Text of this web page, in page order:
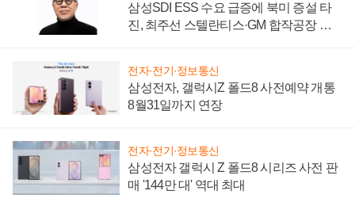
삼성SDI ESS 수요 급증에 북미 증설 타
진, 최주선 스텔란티스·GM 합작공장 건
전자·전기·정보통신
삼성전자, 갤럭시Z 폴드8 사전예약 개통
8월31일까지 연장
전자·전기·정보통신
삼성전자 갤럭시 Z 폴드8 시리즈 사전 판
매 '144만 대' 역대 최대